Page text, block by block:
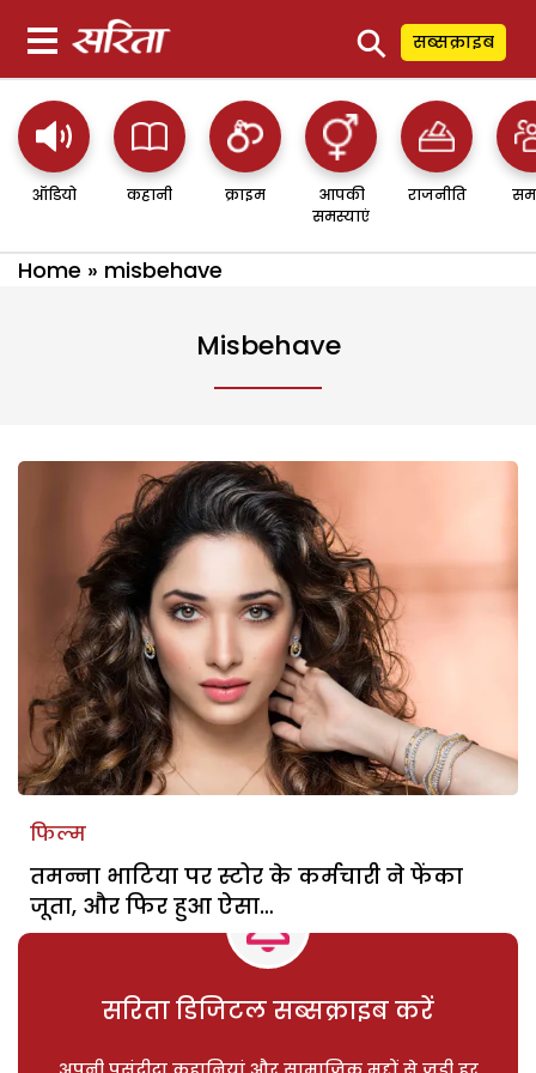
⚲ सब्सक्राइब
ऑडियो कहानी क्राइम
आपकी
समस्याएं
राजनीति
Home » misbehave
Misbehave
फिल्म
तमन्ना भाटिया पर स्टोर के कर्मचारी ने फेंका
जूता, और फिर हुआ ऐसा…
सरिता डिजिटल सब्सक्राइब करें